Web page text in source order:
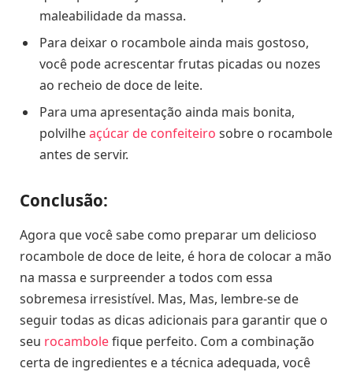
maleabilidade da massa.
Para deixar o rocambole ainda mais gostoso,
você pode acrescentar frutas picadas ou nozes
ao recheio de doce de leite.
Para uma apresentação ainda mais bonita,
polvilheaçúcar de confeiteiro sobre o rocambole
antes de servir.
Conclusão:
Agora que você sabe como preparar um delicioso
rocambole de doce de leite, é hora de colocar a mão
na massa e surpreender a todos com essa
sobremesa irresistível. Mas, Mas, lembre-se de
seguir todas as dicas adicionais para garantir que o
seu rocambolefique perfeito. Com a combinação
certa de ingredientes e a técnica adequada, você